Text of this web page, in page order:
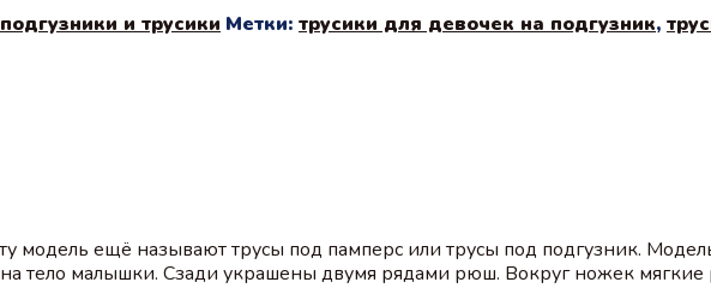
и трусики Метки: трусики для девочек на подгузник,
модель ещё называют трусы под памперс или трусы под подгузник.
тело малышки. Сзади украшены двумя рядами рюш. Вокруг ножек мягкие